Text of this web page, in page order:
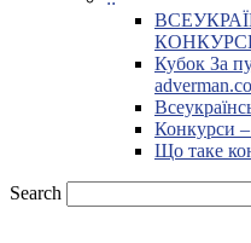
Кубок За
Конкурси –
Що таке
Search